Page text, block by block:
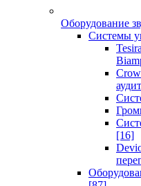
Оборудование
Системы
[16]